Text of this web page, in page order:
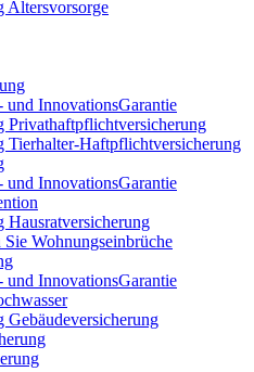
Altersvorsorge
und InnovationsGarantie
Privathaftpflichtversicherung
Tierhalter-Haftpflichtversicherung
und InnovationsGarantie
Hausratversicherung
Sie Wohnungseinbrüche
und InnovationsGarantie
Gebäudeversicherung